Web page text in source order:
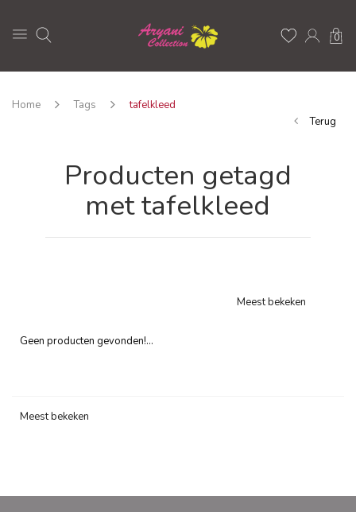
0
Home Tags
tafelkleed
Terug
Producten getagd
met tafelkleed
Meest bekeken
Geen producten gevonden!...
Meest bekeken